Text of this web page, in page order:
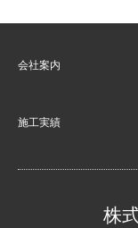
会社案内
施工実績
株